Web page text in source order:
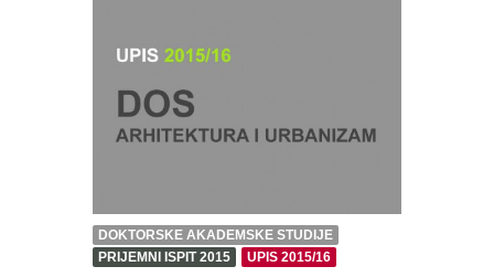
DOKTORSKE AKADEMSKE STUDIJE
PRIJEMNI ISPIT 2015
UPIS 2015/16